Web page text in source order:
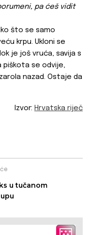
pa ćeš vidit
što se samo
krpu. Ukloni se
je još vruća, savija s
piškota se odvije,
nazad. Ostaje da
Izvor: Hrvatska riječ
u tučanom